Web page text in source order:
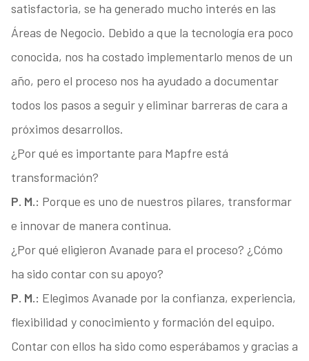
satisfactoria, se ha generado mucho interés en las
Áreas de Negocio. Debido a que la tecnología era poco
conocida, nos ha costado implementarlo menos de un
año, pero el proceso nos ha ayudado a documentar
todos los pasos a seguir y eliminar barreras de cara a
próximos desarrollos.
¿Por qué es importante para Mapfre está
transformación?
P. M.: Porque es uno de nuestros pilares, transformar
e innovar de manera continua.
¿Por qué eligieron Avanade para el proceso? ¿Cómo
ha sido contar con su apoyo?
P. M.: Elegimos Avanade por la confianza, experiencia,
flexibilidad y conocimiento y formación del equipo.
Contar con ellos ha sido como esperábamos y gracias a